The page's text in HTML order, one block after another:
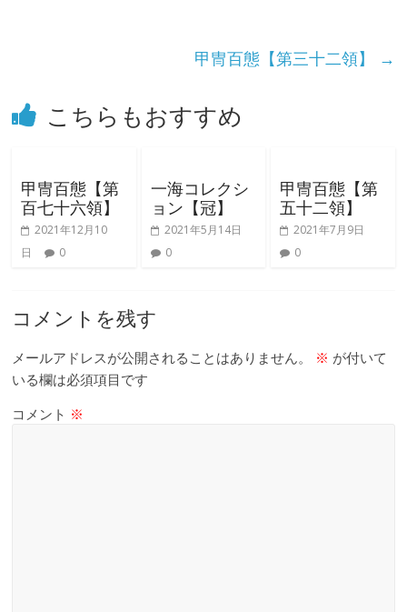
教
室
見
て
聞
触
て
そ
て
甲冑百態【第三十二領】 →
こちらもおすすめ
甲冑百態【第
百七十六領】
2021年12月10
日
0
一海コレクシ
ョン【冠】
2021年5月14日
0
甲冑百態【第
五十二領】
2021年7月9日
0
コメントを残す
メールアドレスが公開されることはありません。 ※ が付いて
いる欄は必須項目です
コメント ※